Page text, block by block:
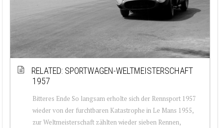
RELATED: SPORTWAGEN-WELTMEISTERSCHAFT
1957
Bitteres Ende So langsam erholte sich der Rennsport 1957
wieder von der furchtbaren Katastrophe in Le Mans 1955,
zur Weltmeisterschaft zählten wieder sieben Rennen,